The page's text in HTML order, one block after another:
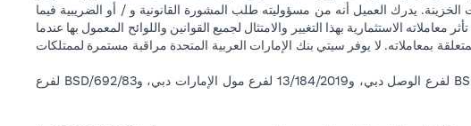
يدرك العميل أنه من مسؤوليته طلب المشورة القانونية و / أو الضريبية فيما
الاستثمارية بهذا التغيير والامتثال لجميع القوانين واللوائح المعمول بها عندما
بمعاملاته. لا يوفر سيتي بنك الإمارات العربية المتحدة مراقبة مستمرة لممتلكات
سيتي بنك إن إيه - الإمارات العربية المتحدة مسجل لدى مصرف الإمارات العربية المتحدة المركزي بموجب أرقام التراخيص BSD/504/83 لفرع الوصل دبي، و13/184/2019 لفرع مول الإمارات دبي، وBSD/692/83 لفرع